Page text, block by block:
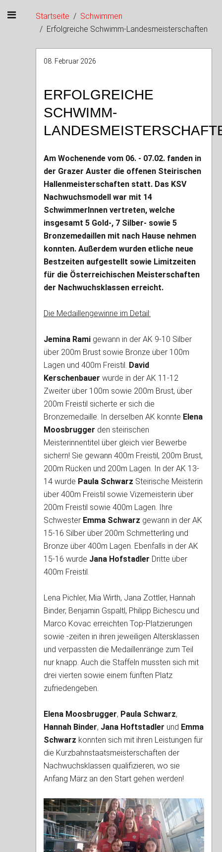
Startseite
Schwimmen
Erfolgreiche Schwimm-Landesmeisterschaften
08. Februar 2026
ERFOLGREICHE
SCHWIMM-
Am Wochenende vom 06. - 07.02. fanden in
der Grazer Auster die offenen Steirischen
Hallenmeisterschaften statt. Das KSV
Nachwuchsmodell war mit 14
SchwimmerInnen vertreten, welche
insgesamt 5 Gold-, 7 Silber- sowie 5
Bronzemedaillen mit nach Hause nehmen
konnten. Außerdem wurden etliche neue
Bestzeiten aufgestellt sowie Limitzeiten
für die Österreichischen Meisterschaften
der Nachwuchsklassen erreicht.
Die Medaillengewinne im Detail:
Jemina Rami gewann in der AK 9-10 Silber
über 200m Brust sowie Bronze über 100m
Lagen und 400m Freistil. David
Kerschenbauer wurde in der AK 11-12
Zweiter über 100m sowie 200m Brust, über
200m Freistil sicherte er sich die
Bronzemedaille. In derselben AK konnte Elena
Moosbrugger den steirischen
Meisterinnentitel über gleich vier Bewerbe
sichern! Sie gewann 400m Freistil, 200m Brust,
200m Rücken und 200m Lagen. In der AK 13-
14 wurde Paula Schwarz Steirische Meisterin
über 400m Freistil sowie Vizemeisterin über
200m Freistil sowie 400m Lagen. Ihre
Schwester Emma Schwarz gewann in der AK
15-16 Silber über 200m Schmetterling und
Bronze über 400m Lagen. Ebenfalls in der AK
15-16 wurde Jana Hofstadler Dritte über
400m Freistil.
Lena Pichler, Mia Wirth, Jana Zottler, Hannah
Binder, Benjamin Gspaltl, Philipp Bichescu und
Marco Kovac erreichten Top-Platzierungen
sowie -zeiten in ihren jeweiligen Altersklassen
und verpassten die Medaillenränge zum Teil
nur knapp. Auch die Staffeln mussten sich mit
drei vierten sowie einem fünften Platz
zufriedengeben.
Elena Moosbrugger, Paula Schwarz,
Hannah Binder, Jana Hoftstadler und Emma
Schwarz konnten sich mit ihren Leistungen für
die Kurzbahnstaatsmeisterschaften der
Nachwuchsklassen qualifizieren, wo sie
Anfang März an den Start gehen werden!